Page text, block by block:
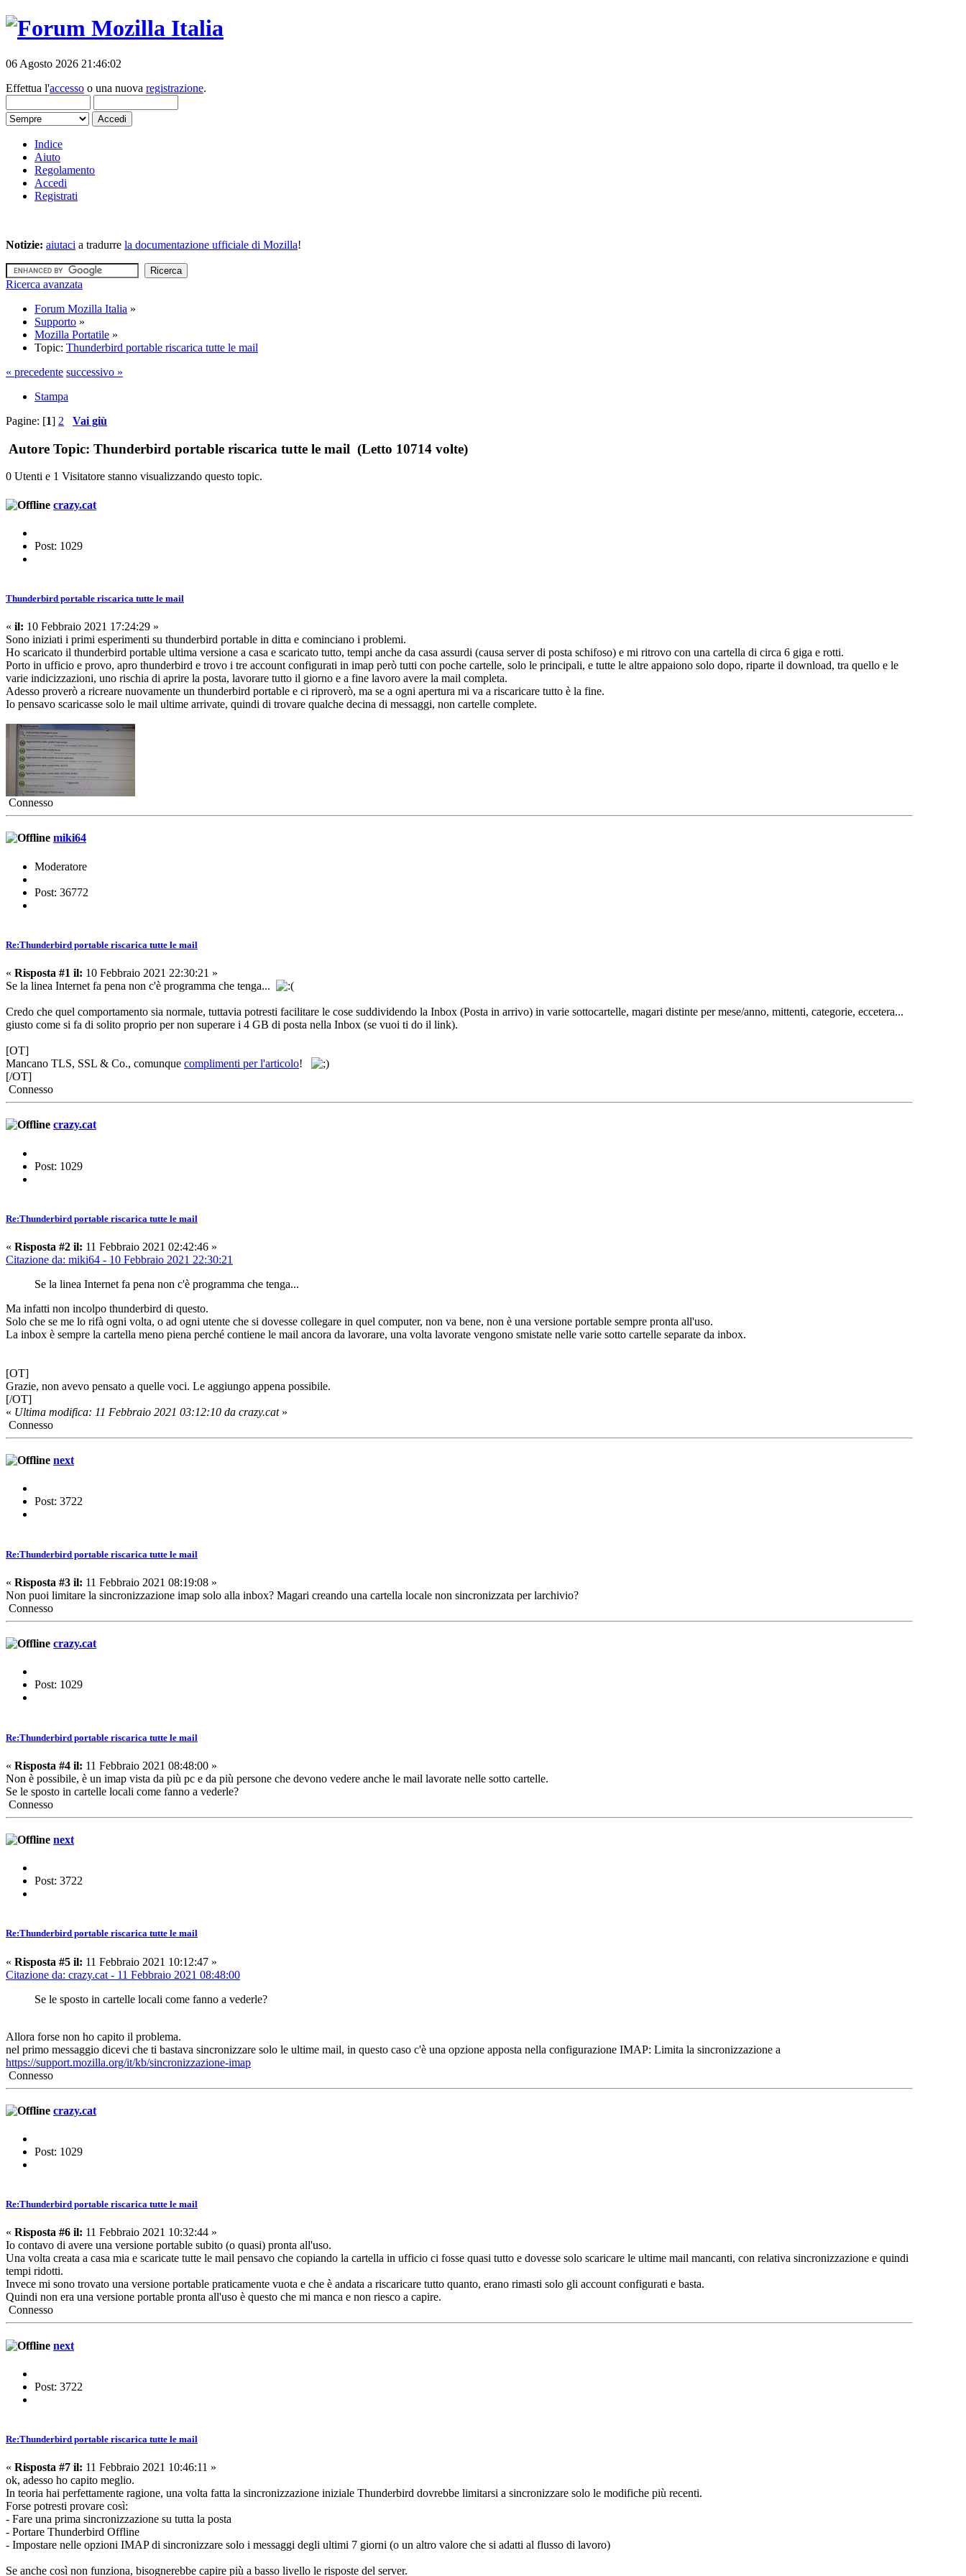
06 Agosto 2026 21:46:02
Effettua l'accesso o una nuova registrazione.
Indice
Aiuto
Regolamento
Accedi
Registrati
Notizie: aiutaci a tradurre la documentazione ufficiale di Mozilla!
Ricerca avanzata
Forum Mozilla Italia »
Supporto »
Mozilla Portatile »
Topic: Thunderbird portable riscarica tutte le mail
« precedente successivo »
Stampa
Pagine: [1] 2 Vai giù
Autore Topic: Thunderbird portable riscarica tutte le mail (Letto 10714 volte)
0 Utenti e 1 Visitatore stanno visualizzando questo topic.
crazy.cat
Post: 1029
Thunderbird portable riscarica tutte le mail
« il: 10 Febbraio 2021 17:24:29 »
Sono iniziati i primi esperimenti su thunderbird portable in ditta e cominciano i problemi.
Ho scaricato il thunderbird portable ultima versione a casa e scaricato tutto, tempi anche da casa assurdi (causa server di posta schifoso) e mi ritrovo con una cartella di circa 6 giga e rotti.
Porto in ufficio e provo, apro thunderbird e trovo i tre account configurati in imap però tutti con poche cartelle, solo le principali, e tutte le altre appaiono solo dopo, riparte il download, tra quello e le
varie indicizzazioni, uno rischia di aprire la posta, lavorare tutto il giorno e a fine lavoro avere la mail completa.
Adesso proverò a ricreare nuovamente un thunderbird portable e ci riproverò, ma se a ogni apertura mi va a riscaricare tutto è la fine.
Io pensavo scaricasse solo le mail ultime arrivate, quindi di trovare qualche decina di messaggi, non cartelle complete.
Connesso
miki64
Moderatore
Post: 36772
Re:Thunderbird portable riscarica tutte le mail
« Risposta #1 il: 10 Febbraio 2021 22:30:21 »
Se la linea Internet fa pena non c'è programma che tenga...
Credo che quel comportamento sia normale, tuttavia potresti facilitare le cose suddividendo la Inbox (Posta in arrivo) in varie sottocartelle, magari distinte per mese/anno, mittenti, categorie, eccetera...
giusto come si fa di solito proprio per non superare i 4 GB di posta nella Inbox (se vuoi ti do il link).
[OT]
Mancano TLS, SSL & Co., comunque complimenti per l'articolo!
[/OT]
Connesso
crazy.cat
Post: 1029
Re:Thunderbird portable riscarica tutte le mail
« Risposta #2 il: 11 Febbraio 2021 02:42:46 »
Citazione da: miki64 - 10 Febbraio 2021 22:30:21
Se la linea Internet fa pena non c'è programma che tenga...
Ma infatti non incolpo thunderbird di questo.
Solo che se me lo rifà ogni volta, o ad ogni utente che si dovesse collegare in quel computer, non va bene, non è una versione portable sempre pronta all'uso.
La inbox è sempre la cartella meno piena perché contiene le mail ancora da lavorare, una volta lavorate vengono smistate nelle varie sotto cartelle separate da inbox.
[OT]
Grazie, non avevo pensato a quelle voci. Le aggiungo appena possibile.
[/OT]
« Ultima modifica: 11 Febbraio 2021 03:12:10 da crazy.cat»
Connesso
next
Post: 3722
Re:Thunderbird portable riscarica tutte le mail
« Risposta #3 il: 11 Febbraio 2021 08:19:08 »
Non puoi limitare la sincronizzazione imap solo alla inbox? Magari creando una cartella locale non sincronizzata per larchivio?
Connesso
crazy.cat
Post: 1029
Re:Thunderbird portable riscarica tutte le mail
« Risposta #4 il: 11 Febbraio 2021 08:48:00 »
Non è possibile, è un imap vista da più pc e da più persone che devono vedere anche le mail lavorate nelle sotto cartelle.
Se le sposto in cartelle locali come fanno a vederle?
Connesso
next
Post: 3722
Re:Thunderbird portable riscarica tutte le mail
« Risposta #5 il: 11 Febbraio 2021 10:12:47 »
Citazione da: crazy.cat - 11 Febbraio 2021 08:48:00
Se le sposto in cartelle locali come fanno a vederle?
Allora forse non ho capito il problema.
nel primo messaggio dicevi che ti bastava sincronizzare solo le ultime mail, in questo caso c'è una opzione apposta nella configurazione IMAP: Limita la sincronizzazione a
https://support.mozilla.org/it/kb/sincronizzazione-imap
Connesso
crazy.cat
Post: 1029
Re:Thunderbird portable riscarica tutte le mail
« Risposta #6 il: 11 Febbraio 2021 10:32:44 »
Io contavo di avere una versione portable subito (o quasi) pronta all'uso.
Una volta creata a casa mia e scaricate tutte le mail pensavo che copiando la cartella in ufficio ci fosse quasi tutto e dovesse solo scaricare le ultime mail mancanti, con relativa sincronizzazione e quindi
tempi ridotti.
Invece mi sono trovato una versione portable praticamente vuota e che è andata a riscaricare tutto quanto, erano rimasti solo gli account configurati e basta.
Quindi non era una versione portable pronta all'uso è questo che mi manca e non riesco a capire.
Connesso
next
Post: 3722
Re:Thunderbird portable riscarica tutte le mail
« Risposta #7 il: 11 Febbraio 2021 10:46:11 »
ok, adesso ho capito meglio.
In teoria hai perfettamente ragione, una volta fatta la sincronizzazione iniziale Thunderbird dovrebbe limitarsi a sincronizzare solo le modifiche più recenti.
Forse potresti provare così:
- Fare una prima sincronizzazione su tutta la posta
- Portare Thunderbird Offline
- Impostare nelle opzioni IMAP di sincronizzare solo i messaggi degli ultimi 7 giorni (o un altro valore che si adatti al flusso di lavoro)
Se anche così non funziona, bisognerebbe capire più a basso livello le risposte del server.